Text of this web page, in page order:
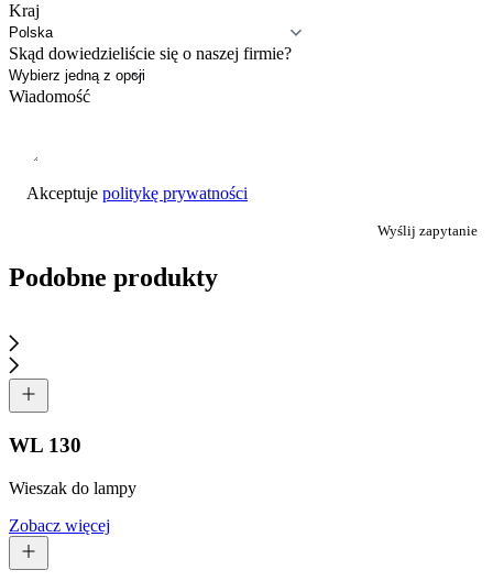
Kraj
Skąd dowiedzieliście się o naszej firmie?
Wiadomość
Akceptuje politykę prywatności
Wyślij zapytanie
Podobne produkty
WL 130
Wieszak do lampy
Zobacz więcej